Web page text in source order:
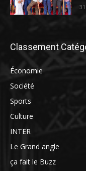
Classement
Économie
Société
Sports
Culture
INTER
Le Grand angle
ça fait le Buzz